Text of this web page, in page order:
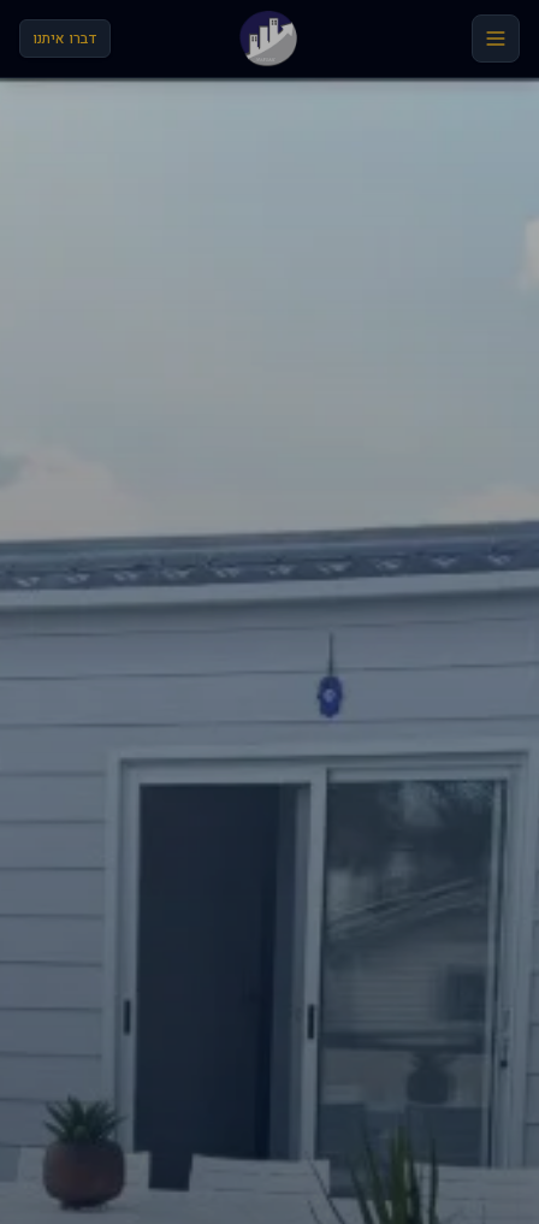
דלג לתוכן הראשי
דברו איתנו